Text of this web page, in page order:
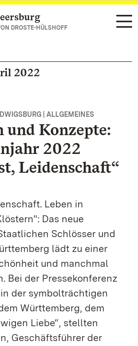
DROSTE-HÜLSHOFF
2022
| ALLGEMEINES
und Konzepte:
2022
Leidenschaft“
Leben in
Das neue
Schlösser und
lädt zu einer
und manchmal
Bei der Pressekonferenz
der symbolträchtigen
Württemberg, dem
Liebe“, stellten
Geschäftsführer der